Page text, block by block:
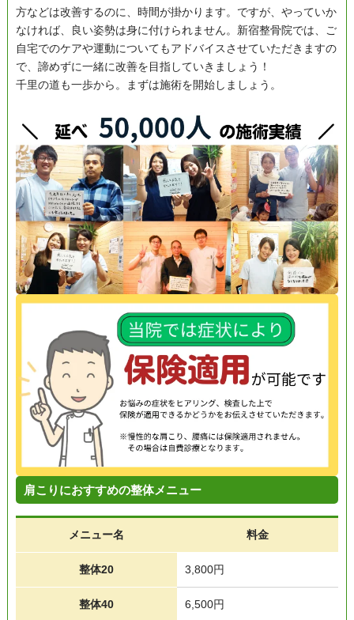
方などは改善するのに、時間が掛かります。ですが、やっていか
なければ、良い姿勢は身に付けられません。新宿整骨院では、ご
自宅でのケアや運動についてもアドバイスさせていただきますの
で、諦めずに一緒に改善を目指していきましょう！
千里の道も一歩から。まずは施術を開始しましょう。
肩こりにおすすめの整体メニュー
メニュー名 料金
整体20 3,800円
整体40 6,500円